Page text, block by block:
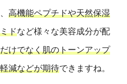
高機能ペプチドや天然保湿
ドなど様々な美容成分が配
けでなく肌のトーンアップ
減などが期待できますね。